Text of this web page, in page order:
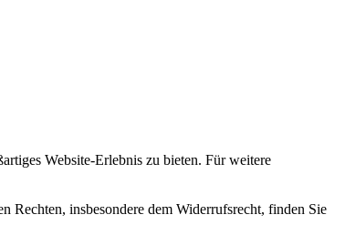
Website-Erlebnis zu bieten. Für weitere
Rechten, insbesondere dem Widerrufsrecht, finden Sie